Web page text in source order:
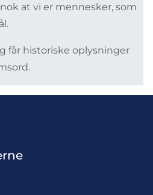
at vi er mennesker, som
får historiske oplysninger